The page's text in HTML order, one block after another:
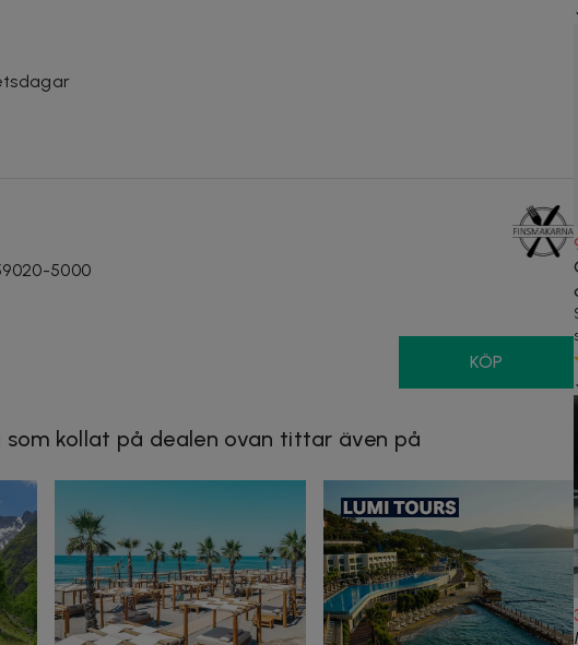
5000
KÖP
som kollat på dealen ovan tittar även på